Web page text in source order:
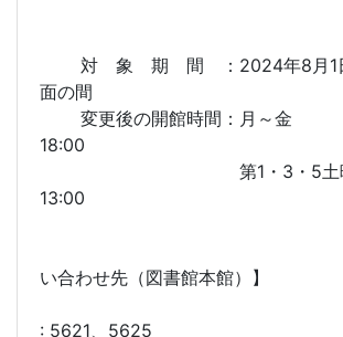
対 象 期 間 ：2024年8月1日
面の間
変更後の開館時間：月～
18:00
第1・3・5土曜
13:00
【
い合わせ先（図書館本館）】
内
: 5621、5625